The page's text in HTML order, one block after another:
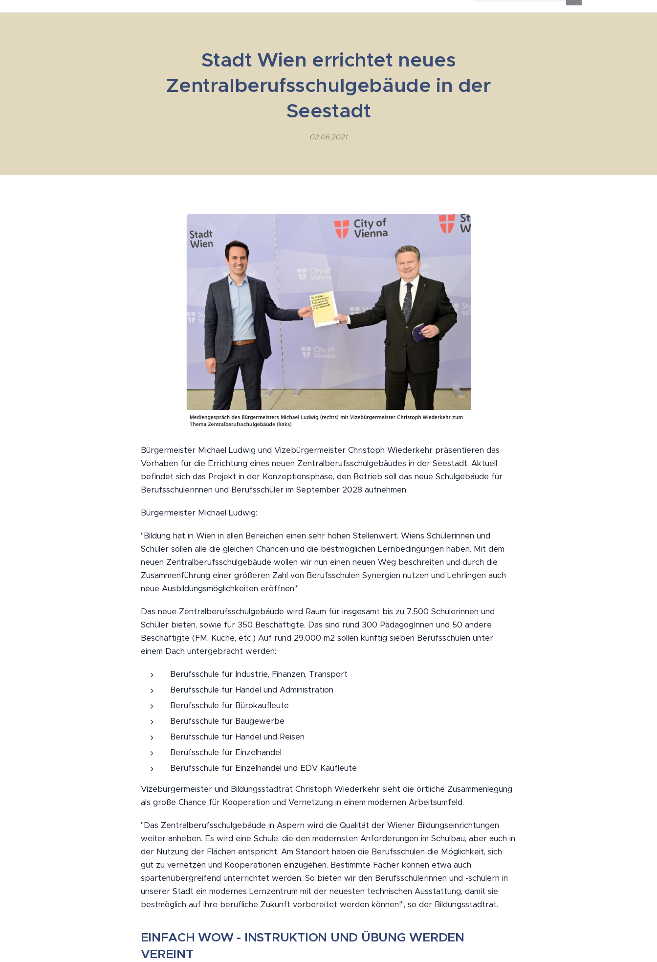
Stadt Wien errichtet neues
Zentralberufsschulgebäude in der
Seestadt
02.06.2021
Bürgermeister Michael Ludwig und Vizebürgermeister Christoph Wiederkehr präsentieren das
Vorhaben für die Errichtung eines neuen Zentralberufsschulgebäudes in der Seestadt. Aktuell
befindet sich das Projekt in der Konzeptionsphase, den Betrieb soll das neue Schulgebäude für
Berufsschülerinnen und Berufsschüler im September 2028 aufnehmen.
Bürgermeister Michael Ludwig:
"Bildung hat in Wien in allen Bereichen einen sehr hohen Stellenwert. Wiens Schülerinnen und
Schüler sollen alle die gleichen Chancen und die bestmöglichen Lernbedingungen haben. Mit dem
neuen Zentralberufsschulgebäude wollen wir nun einen neuen Weg beschreiten und durch die
Zusammenführung einer größeren Zahl von Berufsschulen Synergien nutzen und Lehrlingen auch
neue Ausbildungsmöglichkeiten eröffnen."
Das neue Zentralberufsschulgebäude wird Raum für insgesamt bis zu 7.500 Schülerinnen und
Schüler bieten, sowie für 350 Beschäftigte. Das sind rund 300 PädagogInnen und 50 andere
Beschäftigte (FM, Küche, etc.) Auf rund 29.000 m2 sollen künftig sieben Berufsschulen unter
einem Dach untergebracht werden:
Berufsschule für Industrie, Finanzen, Transport
Berufsschule für Handel und Administration
Berufsschule für Bürokaufleute
Berufsschule für Baugewerbe
Berufsschule für Handel und Reisen
Berufsschule für Einzelhandel
Berufsschule für Einzelhandel und EDV Kaufleute
Vizebürgermeister und Bildungsstadtrat Christoph Wiederkehr sieht die örtliche Zusammenlegung
als große Chance für Kooperation und Vernetzung in einem modernen Arbeitsumfeld.
"Das Zentralberufsschulgebäude in Aspern wird die Qualität der Wiener Bildungseinrichtungen
weiter anheben. Es wird eine Schule, die den modernsten Anforderungen im Schulbau, aber auch in
der Nutzung der Flächen entspricht. Am Standort haben die Berufsschulen die Möglichkeit, sich
gut zu vernetzen und Kooperationen einzugehen. Bestimmte Fächer können etwa auch
spartenübergreifend unterrichtet werden. So bieten wir den Berufsschülerinnen und -schülern in
unserer Stadt ein modernes Lernzentrum mit der neuesten technischen Ausstattung, damit sie
bestmöglich auf ihre berufliche Zukunft vorbereitet werden können!", so der Bildungsstadtrat.
EINFACH WOW - INSTRUKTION UND ÜBUNG WERDEN
VEREINT